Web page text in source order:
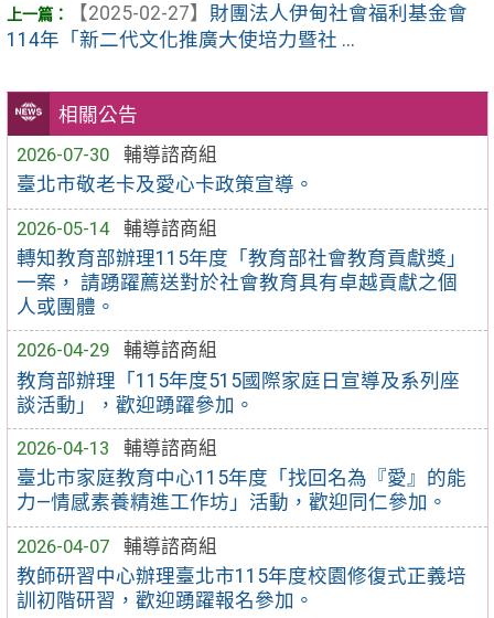
相關公告
2026-07-30
輔導諮商組
臺北市敬老卡及愛心卡政策宣導。
2026-05-14
輔導諮商組
轉知教育部辦理115年度「教育部社會教育貢獻獎」
一案， 請踴躍薦送對於社會教育具有卓越貢獻之個
人或團體。
2026-04-29
輔導諮商組
教育部辦理「115年度515國際家庭日宣導及系列座
談活動」，歡迎踴躍參加。
2026-04-13
輔導諮商組
臺北市家庭教育中心115年度「找回名為『愛』的能
力—情感素養精進工作坊」活動，歡迎同仁參加。
2026-04-07
輔導諮商組
教師研習中心辦理臺北市115年度校園修復式正義培
訓初階研習，歡迎踴躍報名參加。
【2025-02-27】 財團法人伊甸社會福利基金會
114年「新二代文化推廣大使培力暨社 ...